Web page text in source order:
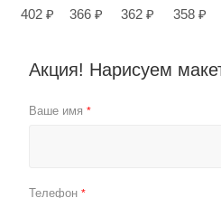
402 ₽
366 ₽
362 ₽
358 ₽
Акция! Нарисуем
Ваше имя *
Телефон *